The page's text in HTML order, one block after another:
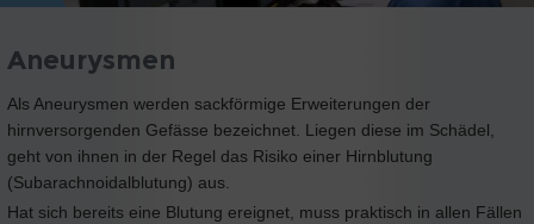
Aneurysmen
Als Aneurysmen werden sackförmige Erweiterungen der
hirnversorgenden Gefässe bezeichnet. Liegen diese im Schädel,
geht von ihnen in der Regel das Risiko einer Hirnblutung
(Subarachnoidalblutung) aus.
Hat sich bereits eine Blutung ereignet, muss praktisch in allen Fällen